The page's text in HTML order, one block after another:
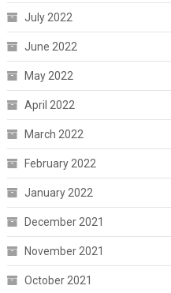
July 2022
June 2022
May 2022
April 2022
March 2022
February 2022
January 2022
December 2021
November 2021
October 2021